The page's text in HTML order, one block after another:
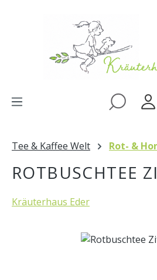
Tee & Kaffee Welt Rot- &
ROTBUSCHTEE
Kräuterhaus Eder
Bildergalerie überspringen